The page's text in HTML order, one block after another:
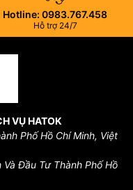
Hotline: 0983.767.458
Hỗ trợ 24/7
VỤ HATOK
Phố Hồ Chí Minh, Việt
Đầu Tư Thành Phố Hồ